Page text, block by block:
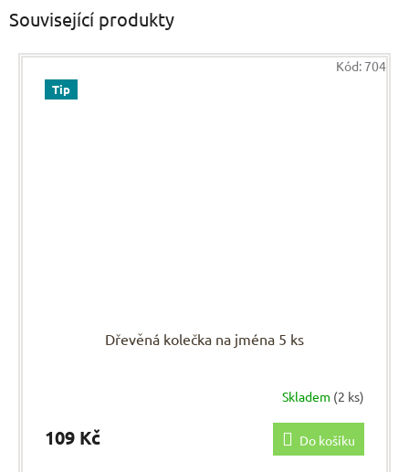
Související produkty
Tip
Dřevěná kolečka na jména 5 ks
Skladem (2 ks)
109 Kč Do košíku
Kód: 704